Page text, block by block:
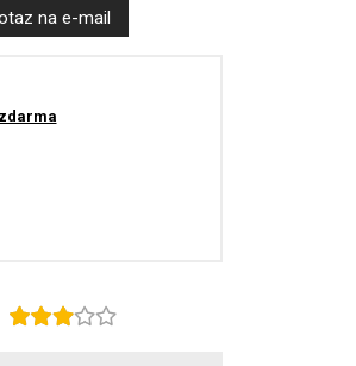
na e-mail